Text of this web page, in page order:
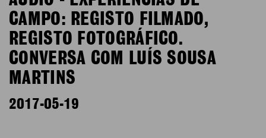
CAMPO: REGISTO FILMADO,
REGISTO FOTOGRÁFICO.
CONVERSA COM LUÍS SOUSA
MARTINS
2017-05-19